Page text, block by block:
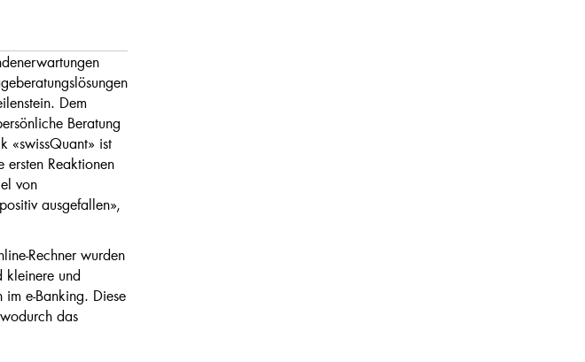
Dem
Beratung
«swissQuant» ist
ersten Reaktionen
von
ausgefallen»,
Rechner wurden
kleinere und
im e-Banking. Diese
das